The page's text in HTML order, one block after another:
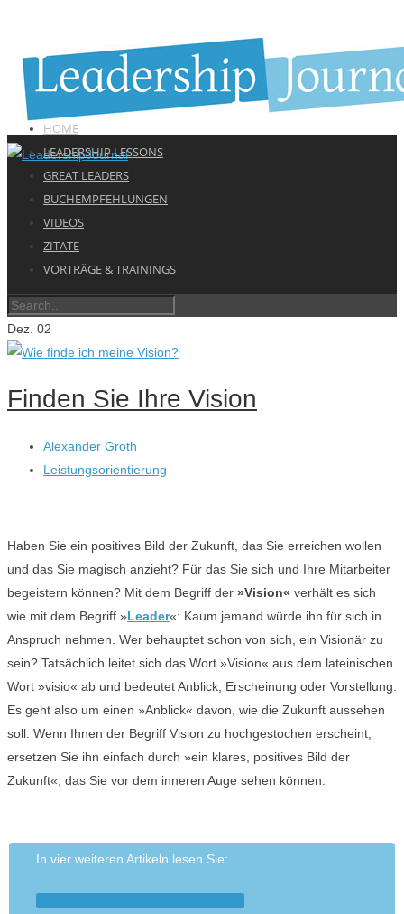
HOME
LEADERSHIP LESSONS
GREAT LEADERS
BUCHEMPFEHLUNGEN
VIDEOS
ZITATE
VORTRÄGE & TRAININGS
Dez. 02
Finden Sie Ihre Vision
Alexander Groth
Leistungsorientierung
Haben Sie ein positives Bild der Zukunft, das Sie erreichen wollen
und das Sie magisch anzieht? Für das Sie sich und Ihre Mitarbeiter
begeistern können? Mit dem Begriff der »Vision« verhält es sich
wie mit dem Begriff »Leader«: Kaum jemand würde ihn für sich in
Anspruch nehmen. Wer behauptet schon von sich, ein Visionär zu
sein? Tatsächlich leitet sich das Wort »Vision« aus dem lateinischen
Wort »visio« ab und bedeutet Anblick, Erscheinung oder Vorstellung.
Es geht also um einen »Anblick« davon, wie die Zukunft aussehen
soll. Wenn Ihnen der Begriff Vision zu hochgestochen erscheint,
ersetzen Sie ihn einfach durch »ein klares, positives Bild der
Zukunft«, das Sie vor dem inneren Auge sehen können.
In vier weiteren Artikeln lesen Sie: